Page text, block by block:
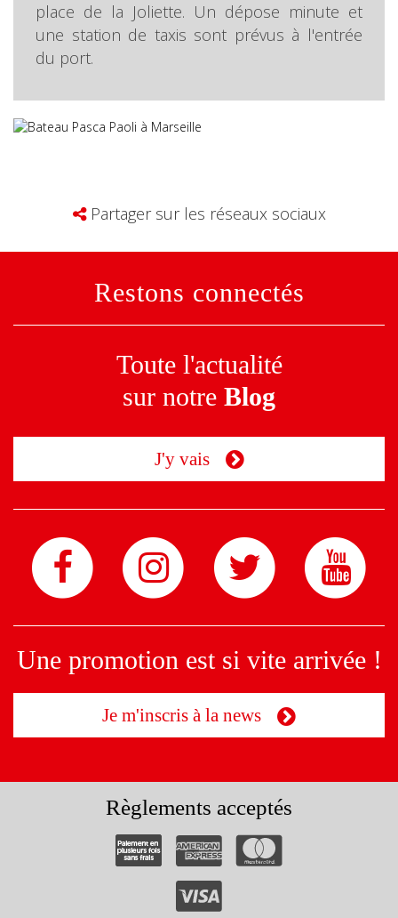
place de la Joliette. Un dépose minute et
une station de taxis sont prévus à l'entrée
du port.
Partager sur les réseaux sociaux
Restons connectés
Toute l'actualité
sur notre Blog
J'y vais
Une promotion est si vite arrivée !
Je m'inscris à la news
Règlements acceptés